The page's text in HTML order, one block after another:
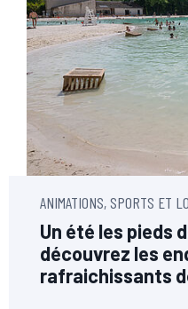
ANIMATIONS, SPORTS ET
Un été les pieds
découvrez les
rafraichissants